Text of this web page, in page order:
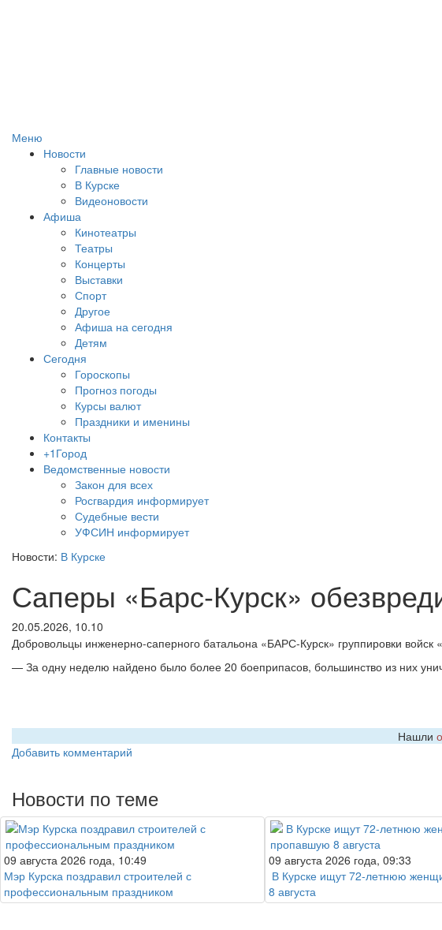
Меню
Новости
Главные новости
В Курске
Видеоновости
Афиша
Кинотеатры
Театры
Концерты
Выставки
Спорт
Другое
Афиша на сегодня
Детям
Сегодня
Гороскопы
Прогноз погоды
Курсы валют
Праздники и именины
Контакты
+1Город
Ведомственные новости
Закон для всех
Росгвардия информирует
Судебные вести
УФСИН информирует
Новости: В Курске
Саперы «Барс-Курск»
20.05.2026, 10.10
Добровольцы инженерно-саперного батальона «БАРС-Курск» группировки
— За одну неделю найдено было более 20 боеприпасов, большинство из них
Нашли
Добавить комментарий
Новости по теме
09 августа 2026 года, 10:49
Мэр Курска поздравил строителей с
профессиональным праздником
09 августа 2026 года, 09:33
В Курске ищут 72-летнюю
8 августа